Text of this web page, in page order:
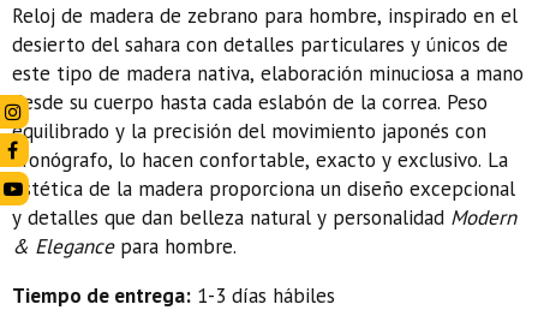
Reloj de madera de zebrano para hombre, inspirado en el
desierto del sahara con detalles particulares y únicos de
este tipo de madera nativa, elaboración minuciosa a mano
desde su cuerpo hasta cada eslabón de la correa. Peso
equilibrado y la precisión del movimiento japonés con
cronógrafo, lo hacen confortable, exacto y exclusivo. La
estética de la madera proporciona un diseño excepcional
y detalles que dan belleza natural y personalidad Modern
& Elegance para hombre.
Tiempo de entrega: 1-3 días hábiles